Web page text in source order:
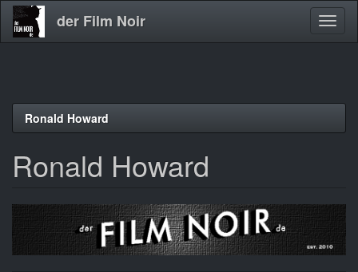
Direkt
der Film Noir
Ronald Howard
Ronald Howard